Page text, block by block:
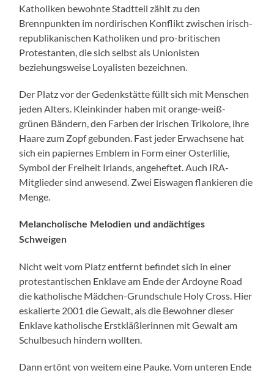
Katholiken bewohnte Stadtteil zählt zu den
Brennpunkten im nordirischen Konflikt zwischen irisch-
republikanischen Katholiken und pro-britischen
Protestanten, die sich selbst als Unionisten
beziehungsweise Loyalisten bezeichnen.
Der Platz vor der Gedenkstätte füllt sich mit Menschen
jeden Alters. Kleinkinder haben mit orange-weiß-
grünen Bändern, den Farben der irischen Trikolore, ihre
Haare zum Zopf gebunden. Fast jeder Erwachsene hat
sich ein papiernes Emblem in Form einer Osterlilie,
Symbol der Freiheit Irlands, angeheftet. Auch IRA-
Mitglieder sind anwesend. Zwei Eiswagen flankieren die
Menge.
Melancholische Melodien und andächtiges
Schweigen
Nicht weit vom Platz entfernt befindet sich in einer
protestantischen Enklave am Ende der Ardoyne Road
die katholische Mädchen-Grundschule Holy Cross. Hier
eskalierte 2001 die Gewalt, als die Bewohner dieser
Enklave katholische Erstkläßlerinnen mit Gewalt am
Schulbesuch hindern wollten.
Dann ertönt von weitem eine Pauke. Vom unteren Ende